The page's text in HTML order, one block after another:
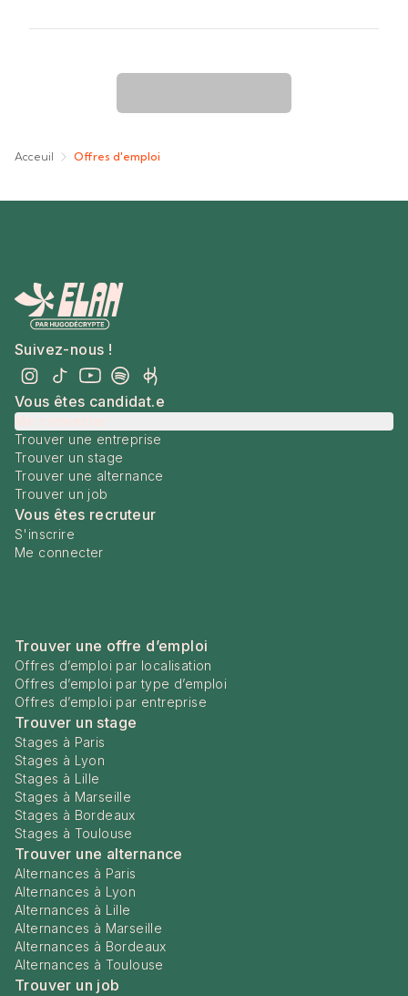
Acceuil Offres d'emploi
Suivez-nous !
Vous êtes candidat.e
Trouver une entreprise
Trouver un stage
Trouver une alternance
Trouver un job
Vous êtes recruteur
S'inscrire
Me connecter
Trouver une offre d’emploi
Offres d’emploi par localisation
Offres d’emploi par type d’emploi
Offres d’emploi par entreprise
Trouver un stage
Stages à Paris
Stages à Lyon
Stages à Lille
Stages à Marseille
Stages à Bordeaux
Stages à Toulouse
Trouver une alternance
Alternances à Paris
Alternances à Lyon
Alternances à Lille
Alternances à Marseille
Alternances à Bordeaux
Alternances à Toulouse
Trouver un job